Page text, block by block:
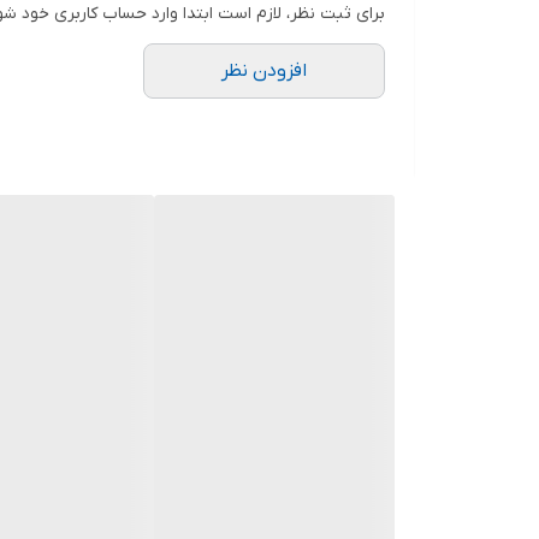
برای ثبت نظر، لازم است ابتدا وارد حساب کاربری خود
افزودن نظر